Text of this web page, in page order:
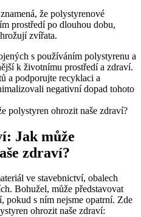
že polystyrenové
prostředí po dlouhou dobu,
zvířata.
s používáním polystyrenu a
k životnímu prostředí a zdraví.
a podporujte recyklaci a
negativní dopad tohoto
Jak může
zdraví?
ve stavebnictví, obalech
Bohužel, může představovat
pokud s ním nejsme opatrní. Zde
ohrozit naše zdraví: